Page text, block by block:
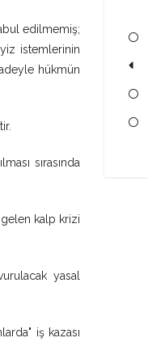
edilmemiş;
istemlerinin
hükmün
sırasında
kalp krizi
yasal
iş kazası